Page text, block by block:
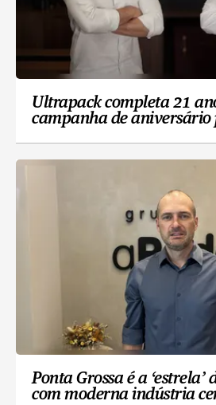
Ultrapack completa 21
campanha de aniversário
Ponta Grossa é a ‘estrela’
com moderna indústria